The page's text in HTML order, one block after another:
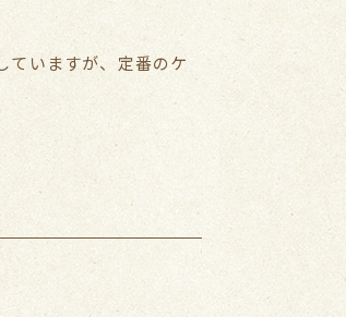
ていますが、定番のケ